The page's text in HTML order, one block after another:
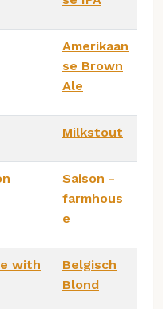
Amerikaan
se Brown
Ale
Milkstout
Saison -
farmhous
e
with
Belgisch
Blond